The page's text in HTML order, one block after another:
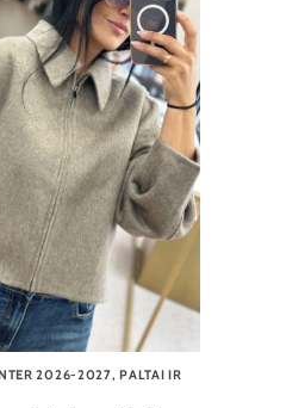
2026-2027,PALTAI IR